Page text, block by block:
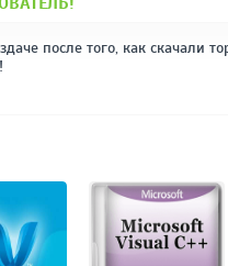
после того, как скачали